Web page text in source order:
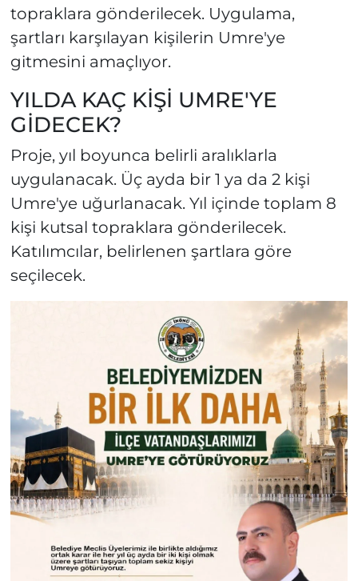
topraklara gönderilecek. Uygulama,
şartları karşılayan kişilerin Umre'ye
gitmesini amaçlıyor.
YILDA KAÇ KİŞİ UMRE'YE
GİDECEK?
Proje, yıl boyunca belirli aralıklarla
uygulanacak. Üç ayda bir 1 ya da 2 kişi
Umre'ye uğurlanacak. Yıl içinde toplam 8
kişi kutsal topraklara gönderilecek.
Katılımcılar, belirlenen şartlara göre
seçilecek.